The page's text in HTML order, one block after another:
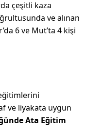
çeşitli kaza
ve alınan
6 ve Mut’ta 4 kişi
ve liyakata uygun
Ata Eğitim